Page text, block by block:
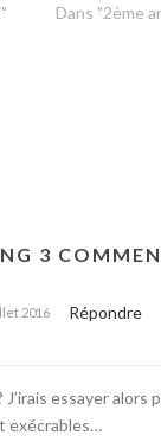
Dans "2ème
3
2016 Répondre
essayer alors
exécrables…